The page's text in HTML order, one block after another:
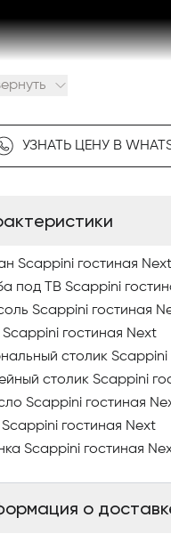
начало наших
глянцевым и
палитра
атмосферу с
образы,
передать с помощью
выражает
мебели NEXT
инновации.
отличает
глянцевые и
УЗНАТЬ ЦЕНУ В
Scappini гостиная Next
под ТВ Scappini
Scappini гостиная
Scappini гостиная Next
столик Scappini
столик Scappini
Scappini гостиная
гостиная Next
Scappini гостиная
о